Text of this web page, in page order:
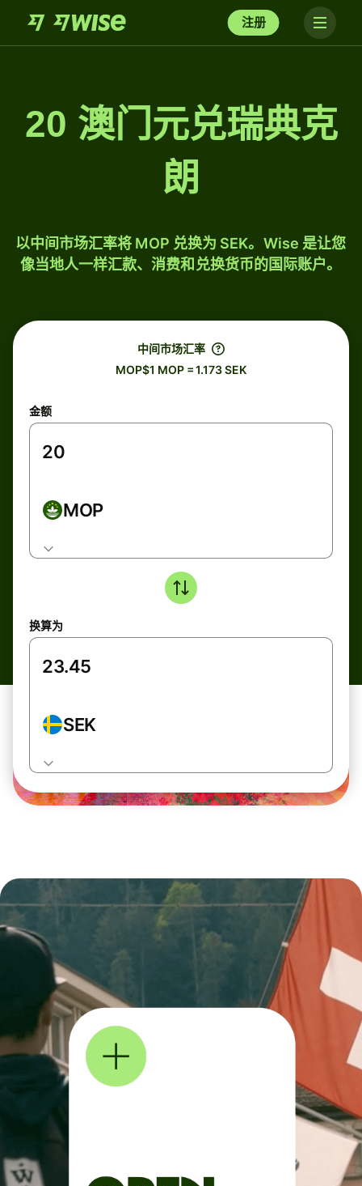
注册
20 澳门元兑瑞典克
朗
以中间市场汇率将 MOP 兑换为 SEK。Wise 是让您
像当地人一样汇款、消费和兑换货币的国际账户。
中间市场汇率
MOP$1 MOP = 1.173 SEK
金额
MOP
换算为
SEK